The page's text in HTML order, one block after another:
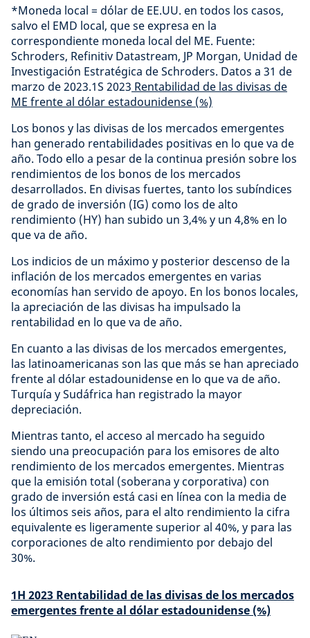
*Moneda local = dólar de EE.UU. en todos los casos,
salvo el EMD local, que se expresa en la
correspondiente moneda local del ME. Fuente:
Schroders, Refinitiv Datastream, JP Morgan, Unidad de
Investigación Estratégica de Schroders. Datos a 31 de
marzo de 2023.1S 2023 Rentabilidad de las divisas de
ME frente al dólar estadounidense (%)
Los bonos y las divisas de los mercados emergentes
han generado rentabilidades positivas en lo que va de
año. Todo ello a pesar de la continua presión sobre los
rendimientos de los bonos de los mercados
desarrollados. En divisas fuertes, tanto los subíndices
de grado de inversión (IG) como los de alto
rendimiento (HY) han subido un 3,4% y un 4,8% en lo
que va de año.
Los indicios de un máximo y posterior descenso de la
inflación de los mercados emergentes en varias
economías han servido de apoyo. En los bonos locales,
la apreciación de las divisas ha impulsado la
rentabilidad en lo que va de año.
En cuanto a las divisas de los mercados emergentes,
las latinoamericanas son las que más se han apreciado
frente al dólar estadounidense en lo que va de año.
Turquía y Sudáfrica han registrado la mayor
depreciación.
Mientras tanto, el acceso al mercado ha seguido
siendo una preocupación para los emisores de alto
rendimiento de los mercados emergentes. Mientras
que la emisión total (soberana y corporativa) con
grado de inversión está casi en línea con la media de
los últimos seis años, para el alto rendimiento la cifra
equivalente es ligeramente superior al 40%, y para las
corporaciones de alto rendimiento por debajo del
30%.
1H 2023 Rentabilidad de las divisas de los mercados
emergentes frente al dólar estadounidense (%)